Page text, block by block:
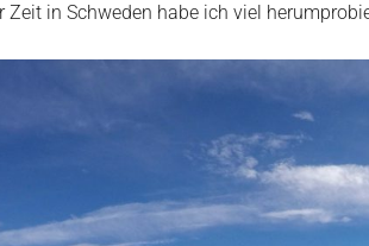
Zeit in Schweden habe ich viel